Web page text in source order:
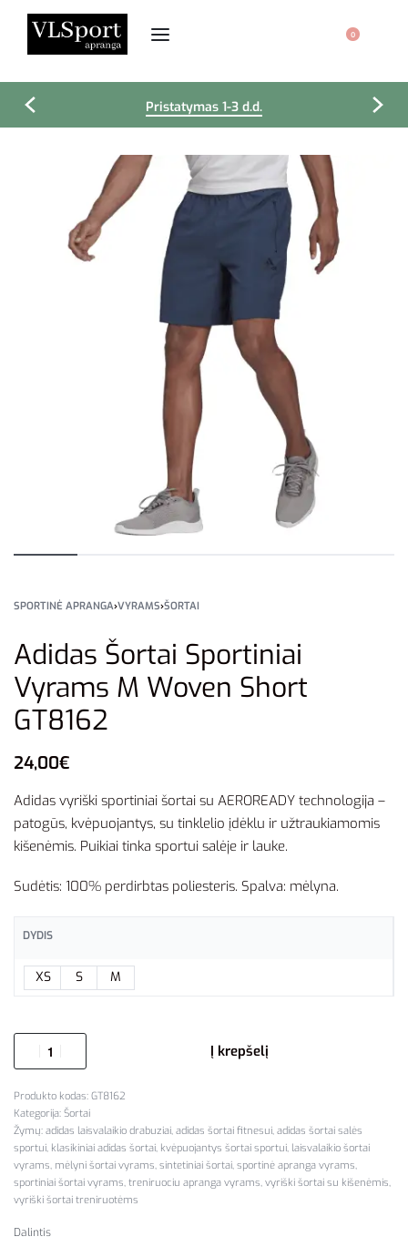
0
Pristatymas 1-3 d.d.
SPORTINĖ APRANGA›VYRAMS›ŠORTAI
Adidas Šortai Sportiniai
Vyrams M Woven Short
GT8162
24,00€
Adidas vyriški sportiniai šortai su AEROREADY technologija –
patogūs, kvėpuojantys, su tinklelio įdėklu ir užtraukiamomis
kišenėmis. Puikiai tinka sportui salėje ir lauke.
Sudėtis: 100% perdirbtas poliesteris. Spalva: mėlyna.
DYDIS
XS S M
Į krepšelį
GT8162
Kategorija: Šortai
Žymų: adidas laisvalaikio drabuziai, adidas šortai fitnesui, adidas šortai salės
sportui, klasikiniai adidas šortai, kvėpuojantys šortai sportui, laisvalaikio šortai
vyrams, mėlyni šortai vyrams, sintetiniai šortai, sportinė apranga vyrams,
sportiniai šortai vyrams, treniruociu apranga vyrams, vyriški šortai su kišenėmis,
vyriški šortai treniruotėms
Dalintis